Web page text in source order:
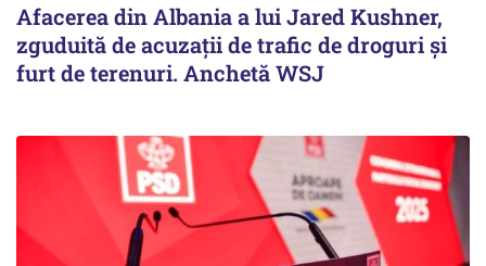
Afacerea din Albania a lui Jared Kushner,
zguduită de acuzații de trafic de droguri și
furt de terenuri. Anchetă WSJ